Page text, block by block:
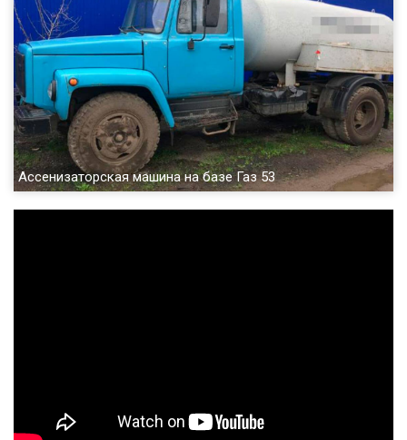
Ассенизаторская машина на базе Газ 53